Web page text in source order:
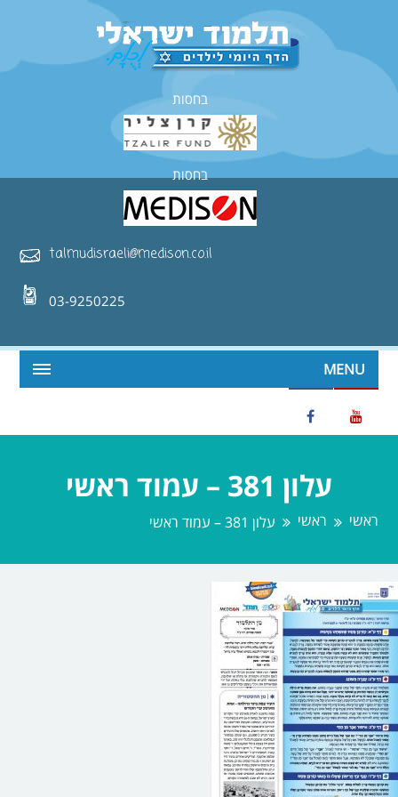
בחסות
בחסות
talmudisraeli@medison.co.il
03-9250225
MENU
עלון 381 – עמוד ראשי
ראשי ראשי עלון 381 – עמוד ראשי